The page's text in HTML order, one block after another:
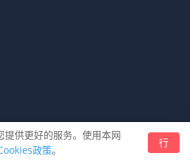
免费且无限制的 PDF 解决方案
提供更好的服务。使用本网
政策。
行